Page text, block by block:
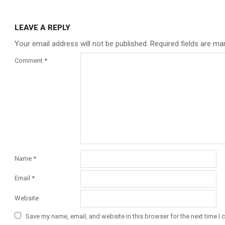
LEAVE A REPLY
Your email address will not be published. Required fields are
Comment *
Name *
Email *
Website
Save my name, email, and website in this browser for the next time I